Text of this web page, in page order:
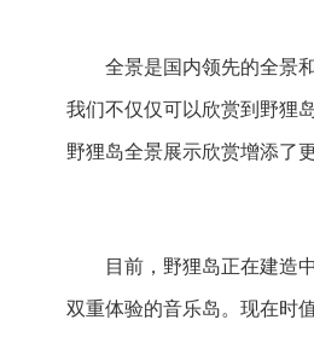
全景是国内领先的全景和
我们不仅仅可以欣赏到野狸
野狸岛全景展示欣赏增添了
目前，野狸岛正在建造中
双重体验的音乐岛。现在时